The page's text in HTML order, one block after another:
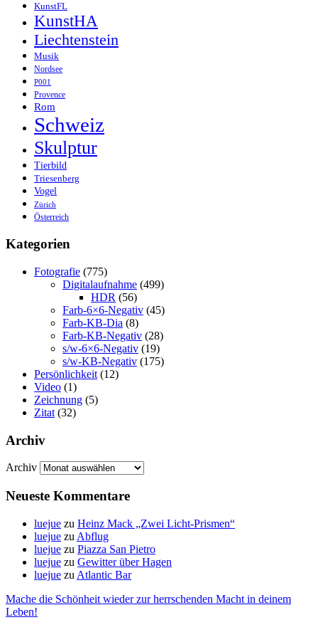
KunstFL
KunstHA
Liechtenstein
Musik
Nordsee
P001
Provence
Rom
Schweiz
Skulptur
Tierbild
Triesenberg
Vogel
Zürich
Österreich
Kategorien
Fotografie (775)
Digitalaufnahme (499)
HDR (56)
Farb-6×6-Negativ (45)
Farb-KB-Dia (8)
Farb-KB-Negativ (28)
s/w-6×6-Negativ (19)
s/w-KB-Negativ (175)
Persönlichkeit (12)
Video (1)
Zeichnung (5)
Zitat (32)
Archiv
Archiv
Neueste Kommentare
luejue zu Heinz Mack „Zwei Licht-Prismen“
luejue zu Abflug
luejue zu Piazza San Pietro
luejue zu Gewitter über Hagen
luejue zu Atlantic Bar
Mache die Schönheit wieder zur herrschenden Macht in deinem
Leben!